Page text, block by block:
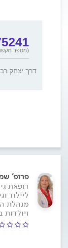
(מספר
דרך יצחק רבין 1, פתח
פרופ'
רופאת
ליילוד
מנהלת